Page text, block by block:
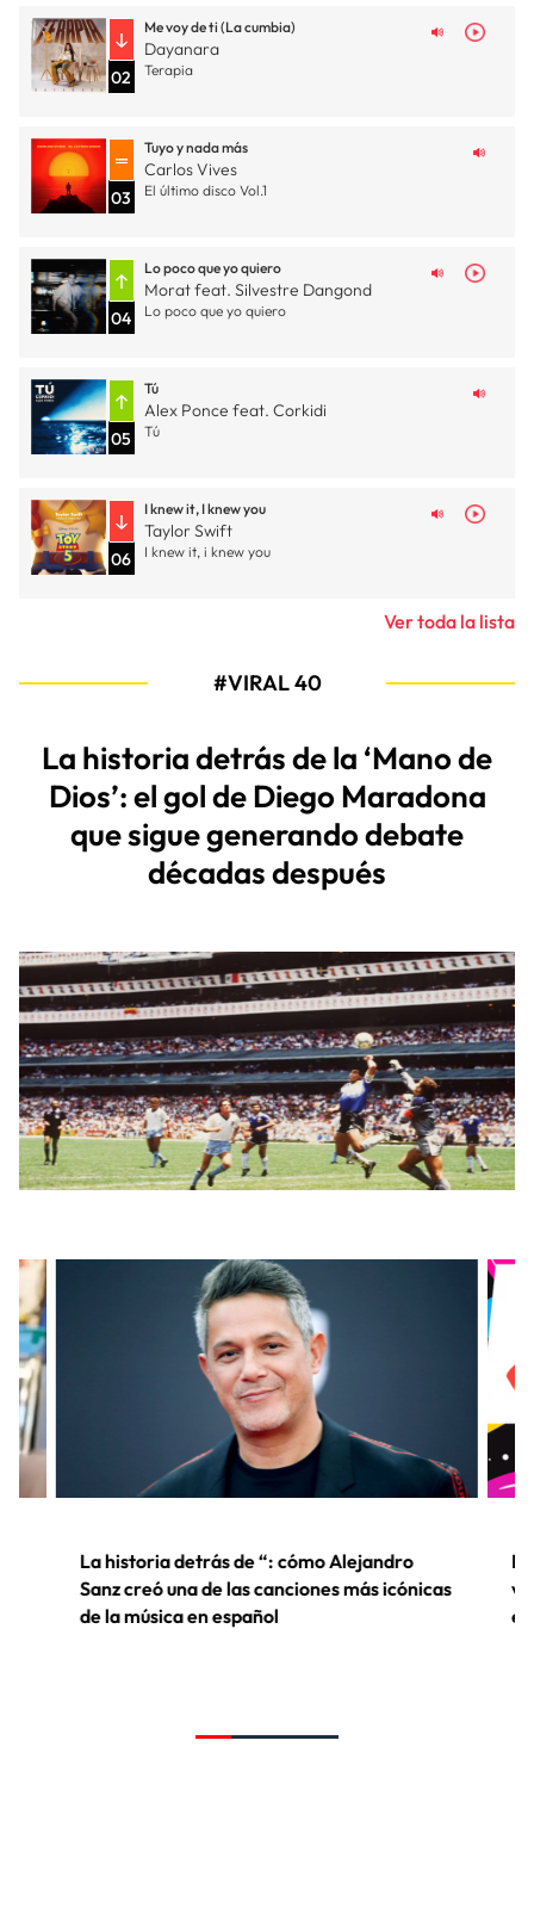
02
Me voy de ti (La cumbia)
Dayanara
Terapia
03
Tuyo y nada más
Carlos Vives
El último disco Vol.1
04
Lo poco que yo quiero
Morat feat. Silvestre Dangond
Lo poco que yo quiero
05
Tú
Alex Ponce feat. Corkidi
Tú
06
I knew it, I knew you
Taylor Swift
I knew it, i knew you
Ver toda la lista
#VIRAL 40
La historia detrás de la ‘Mano de
Dios’: el gol de Diego Maradona
que sigue generando debate
décadas después
La historia detrás de “: cómo Alejandro
Sanz creó una de las canciones más icónicas
de la música en español
el